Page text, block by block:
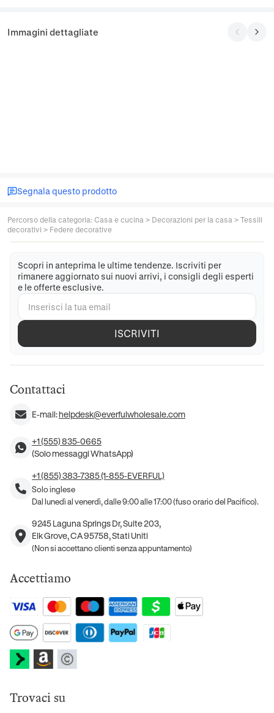
Immagini dettagliate
Segnala questo prodotto
Percorso della categoria: Casa e cucina > Decorazioni per la casa > Tessili
decorativi > Federe decorative
Scopri in anteprima le ultime tendenze. Iscriviti per
rimanere aggiornato sui nuovi arrivi, i consigli degli esperti
e le offerte esclusive.
ISCRIVITI
Contattaci
E-mail:helpdesk@everfulwholesale.com
+1 (555) 835-0665
(Solo messaggi WhatsApp)
+1 (855) 383-7385 (1-855-EVERFUL)
Solo inglese
Dal lunedì al venerdì, dalle 9:00 alle 17:00 (fuso orario del Pacifico).
9245 Laguna Springs Dr, Suite 203,
Elk Grove, CA 95758, Stati Uniti
(Non si accettano clienti senza appuntamento)
Accettiamo
Trovaci su